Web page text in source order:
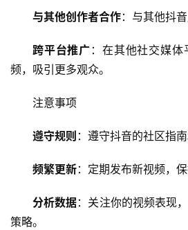
运
与其他创作者合作：与其他抖
跨平台推广 ：在其他社交媒
频，吸引更多观众。
注意事项
遵守规则 ：遵守抖音的社区指南
频繁更新：定期发布新视频，保
分析数据：关注你的视频表现
策略。